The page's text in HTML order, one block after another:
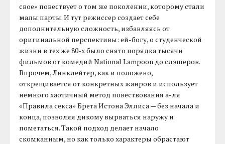
свое» повествует о том же поколении, которому стали
малы парты. И тут режиссер создает себе
дополнительную сложность, избавляясь от
оригинальной перспективы: ей-богу, о студенческой
жизни в тех же 80-х было снято порядка тысячи
фильмов от комедий National Lampoon до слэшеров.
Впрочем, Линклейтер, как и положено,
открещивается от конкретных жанров и использует
немного хаотичный метод повествования а-ля
«Правила секса» Брета Истона Эллиса — без начала и
конца, позволяя дикому вырваться наружу и
пометаться. Такой подход делает начало
скомканным, но как только характеры обрастают